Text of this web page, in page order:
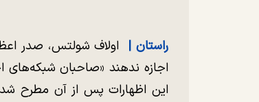
راستان | اولاف شولتس، صدر
اجازه ندهند «صاحبان شبکه‌های
این اظهارات پس از آن مطرح